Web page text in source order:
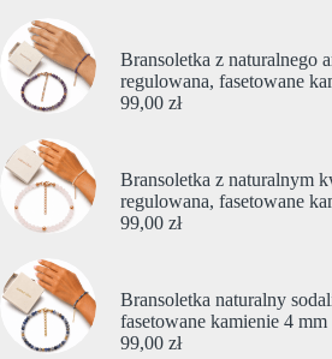
Bransoletka z naturalnego
regulowana, fasetowane
99,00 zł
Bransoletka z naturalnym
regulowana, fasetowane
99,00 zł
Bransoletka naturalny
fasetowane kamienie 4 mm
99,00 zł